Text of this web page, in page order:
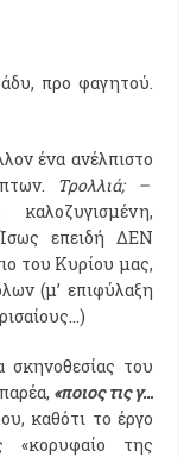
προ φαγητού.
ένα ανέλπιστο
Τρολλιά; –
επειδή ΔΕΝ
του Κυρίου μας,
(μ’ επιφύλαξη
σκηνοθεσίας του
«ποιος τις γ…
καθότι το έργο
της